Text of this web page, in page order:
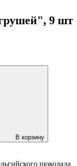
9 шт
В корзину
шоколада